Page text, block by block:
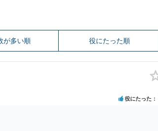
が多い順 役にたった順
役にたった